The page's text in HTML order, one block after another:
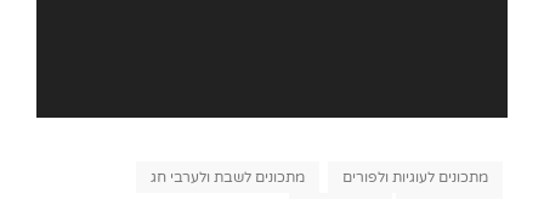
Categories
מתכונים לעוגיות ולפורים
מתכונים לשבת ולערבי חג